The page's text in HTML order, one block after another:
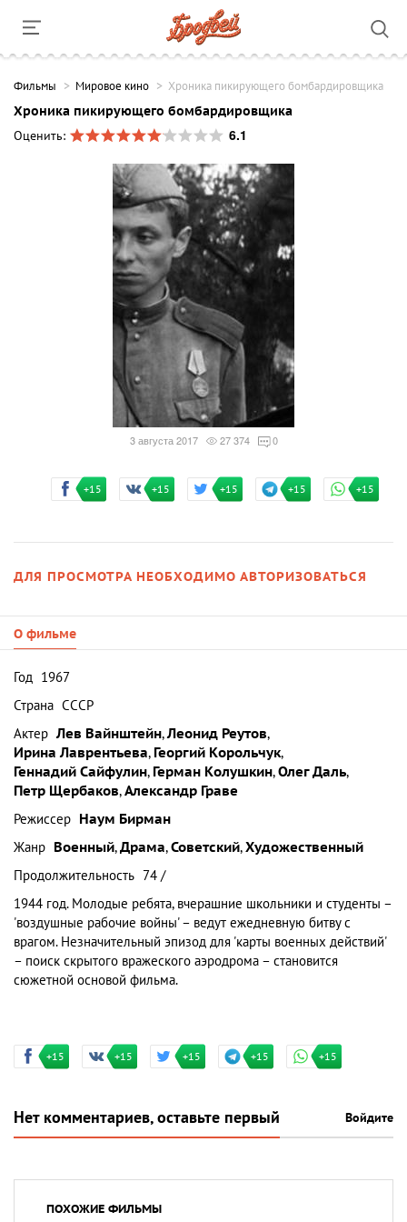
Фильмы Мировое кино Хроника пикирующего бомбардировщика
Хроника пикирующего бомбардировщика
Оценить:
6.1
3 августа 2017 27 374 0
+15 +15 +15 +15 +15
ДЛЯ ПРОСМОТРА НЕОБХОДИМО АВТОРИЗОВАТЬСЯ
О фильме
Год 1967
Страна СССР
Актер Лев Вайнштейн,Леонид Реутов,
Ирина Лаврентьева, Георгий Корольчук,
Геннадий Сайфулин, Герман Колушкин,Олег Даль,
Петр Щербаков,Александр Граве
Режиссер Наум Бирман
Жанр Военный,Драма,Советский,Художественный
Продолжительность 74 /
1944 год. Молодые ребята, вчерашние школьники и студенты –
'воздушные рабочие войны' – ведут ежедневную битву с
врагом. Незначительный эпизод для 'карты военных действий'
– поиск скрытого вражеского аэродрома – становится
сюжетной основой фильма.
+15 +15 +15 +15 +15
Нет комментариев, оставьте первый Войдите
ПОХОЖИЕ ФИЛЬМЫ